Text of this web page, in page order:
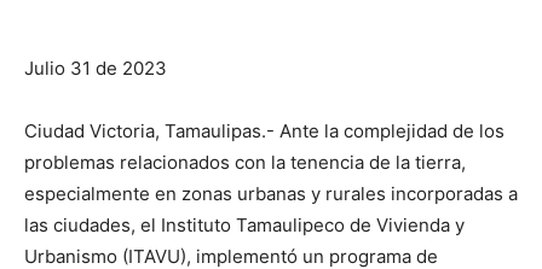
Julio 31 de 2023
Ciudad Victoria, Tamaulipas.- Ante la complejidad de los
problemas relacionados con la tenencia de la tierra,
especialmente en zonas urbanas y rurales incorporadas a
las ciudades, el Instituto Tamaulipeco de Vivienda y
Urbanismo (ITAVU), implementó un programa de